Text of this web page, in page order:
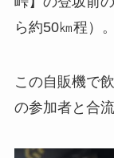
ら約50㎞程）。
この自販機で
の参加者と合